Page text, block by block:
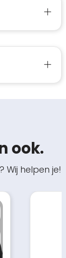
ook.
helpen je!